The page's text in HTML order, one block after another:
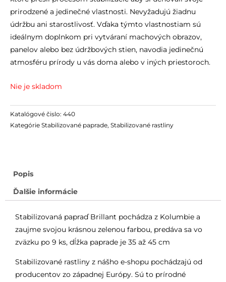
prirodzené a jedinečné vlastnosti. Nevyžadujú žiadnu
údržbu ani starostlivosť. Vďaka týmto vlastnostiam sú
ideálnym doplnkom pri vytváraní machových obrazov,
panelov alebo bez údržbových stien, navodia jedinečnú
atmosféru prírody u vás doma alebo v iných priestoroch.
Nie je skladom
Katalógové čislo: 440
Kategórie Stabilizované paprade, Stabilizované rastliny
Popis
Ďalšie informácie
Stabilizovaná papraď Brillant pochádza z Kolumbie a
zaujme svojou krásnou zelenou farbou, predáva sa vo
zväzku po 9 ks, dĺžka paprade je 35 až 45 cm
Stabilizované rastliny z nášho e-shopu pochádzajú od
producentov zo západnej Európy. Sú to prírodné